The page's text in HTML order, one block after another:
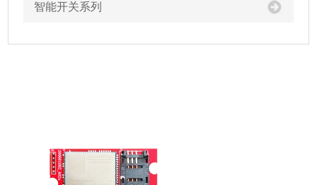
智能开关系列